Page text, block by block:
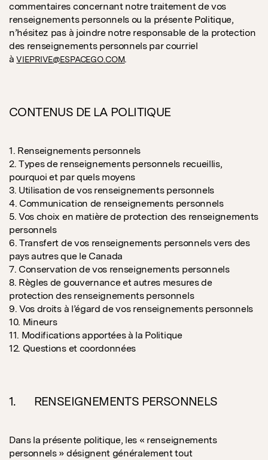
commentaires concernant notre traitement de vos
renseignements personnels ou la présente Politique,
n’hésitez pas à joindre notre responsable de la protection
des renseignements personnels par courriel
àVIEPRIVE@ESPACEGO.COM.
CONTENUS DE LA POLITIQUE
1. Renseignements personnels
2. Types de renseignements personnels recueillis,
pourquoi et par quels moyens
3. Utilisation de vos renseignements personnels
4. Communication de renseignements personnels
5. Vos choix en matière de protection des renseignements
personnels
6. Transfert de vos renseignements personnels vers des
pays autres que le Canada
7. Conservation de vos renseignements personnels
8. Règles de gouvernance et autres mesures de
protection des renseignements personnels
9. Vos droits à l’égard de vos renseignements personnels
10. Mineurs
11. Modifications apportées à la Politique
12. Questions et coordonnées
1. RENSEIGNEMENTS PERSONNELS
Dans la présente politique, les « renseignements
personnels » désignent généralement tout